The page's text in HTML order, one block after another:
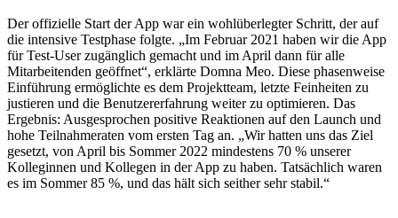
Der offizielle Start der App war ein wohlüberlegter Schritt, der auf
die intensive Testphase folgte. „Im Februar 2021 haben wir die App
für Test-User zugänglich gemacht und im April dann für alle
Mitarbeitenden geöffnet“, erklärte Domna Meo. Diese phasenweise
Einführung ermöglichte es dem Projektteam, letzte Feinheiten zu
justieren und die Benutzererfahrung weiter zu optimieren. Das
Ergebnis: Ausgesprochen positive Reaktionen auf den Launch und
hohe Teilnahmeraten vom ersten Tag an. „Wir hatten uns das Ziel
gesetzt, von April bis Sommer 2022 mindestens 70 % unserer
Kolleginnen und Kollegen in der App zu haben. Tatsächlich waren
es im Sommer 85 %, und das hält sich seither sehr stabil.“